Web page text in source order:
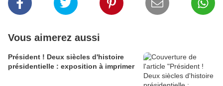
Vous aimerez aussi
Président ! Deux siècles d'histoire
présidentielle : exposition à imprimer